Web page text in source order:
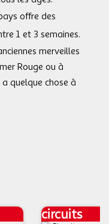
offre des
1 et 3 semaines.
merveilles
Rouge ou à
quelque chose à
circuits